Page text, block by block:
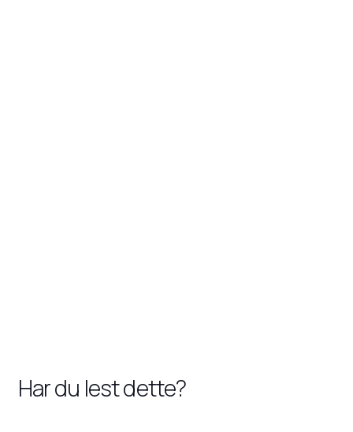
Har du lest dette?